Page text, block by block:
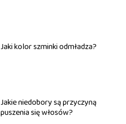
Jaki kolor szminki odmładza?
Jakie niedobory są przyczyną
puszenia się włosów?